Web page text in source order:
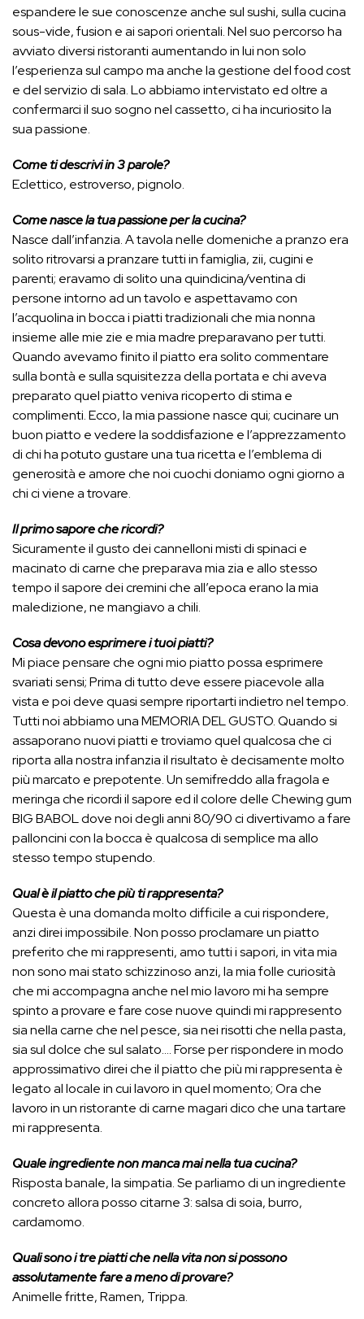
espandere le sue conoscenze anche sul sushi, sulla cucina
sous-vide, fusion e ai sapori orientali. Nel suo percorso ha
avviato diversi ristoranti aumentando in lui non solo
l’esperienza sul campo ma anche la gestione del food cost
e del servizio di sala. Lo abbiamo intervistato ed oltre a
confermarci il suo sogno nel cassetto, ci ha incuriosito la
sua passione.
Come ti descrivi in 3 parole?
Eclettico, estroverso, pignolo.
Come nasce la tua passione per la cucina?
Nasce dall’infanzia. A tavola nelle domeniche a pranzo era
solito ritrovarsi a pranzare tutti in famiglia, zii, cugini e
parenti; eravamo di solito una quindicina/ventina di
persone intorno ad un tavolo e aspettavamo con
l’acquolina in bocca i piatti tradizionali che mia nonna
insieme alle mie zie e mia madre preparavano per tutti.
Quando avevamo finito il piatto era solito commentare
sulla bontà e sulla squisitezza della portata e chi aveva
preparato quel piatto veniva ricoperto di stima e
complimenti. Ecco, la mia passione nasce qui; cucinare un
buon piatto e vedere la soddisfazione e l’apprezzamento
di chi ha potuto gustare una tua ricetta e l’emblema di
generosità e amore che noi cuochi doniamo ogni giorno a
chi ci viene a trovare.
Il primo sapore che ricordi?
Sicuramente il gusto dei cannelloni misti di spinaci e
macinato di carne che preparava mia zia e allo stesso
tempo il sapore dei cremini che all’epoca erano la mia
maledizione, ne mangiavo a chili.
Cosa devono esprimere i tuoi piatti?
Mi piace pensare che ogni mio piatto possa esprimere
svariati sensi; Prima di tutto deve essere piacevole alla
vista e poi deve quasi sempre riportarti indietro nel tempo.
Tutti noi abbiamo una MEMORIA DEL GUSTO. Quando si
assaporano nuovi piatti e troviamo quel qualcosa che ci
riporta alla nostra infanzia il risultato è decisamente molto
più marcato e prepotente. Un semifreddo alla fragola e
meringa che ricordi il sapore ed il colore delle Chewing gum
BIG BABOL dove noi degli anni 80/90 ci divertivamo a fare
palloncini con la bocca è qualcosa di semplice ma allo
stesso tempo stupendo.
Qual è il piatto che più ti rappresenta?
Questa è una domanda molto difficile a cui rispondere,
anzi direi impossibile. Non posso proclamare un piatto
preferito che mi rappresenti, amo tutti i sapori, in vita mia
non sono mai stato schizzinoso anzi, la mia folle curiosità
che mi accompagna anche nel mio lavoro mi ha sempre
spinto a provare e fare cose nuove quindi mi rappresento
sia nella carne che nel pesce, sia nei risotti che nella pasta,
sia sul dolce che sul salato…. Forse per rispondere in modo
approssimativo direi che il piatto che più mi rappresenta è
legato al locale in cui lavoro in quel momento; Ora che
lavoro in un ristorante di carne magari dico che una tartare
mi rappresenta.
Quale ingrediente non manca mai nella tua cucina?
Risposta banale, la simpatia. Se parliamo di un ingrediente
concreto allora posso citarne 3: salsa di soia, burro,
cardamomo.
Quali sono i tre piatti che nella vita non si possono
assolutamente fare a meno di provare?
Animelle fritte, Ramen, Trippa.